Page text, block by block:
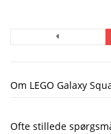
Om LEGO Galaxy
Ofte stillede